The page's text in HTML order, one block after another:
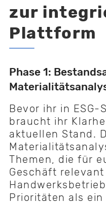
zur
Plattform
Phase 1:
Bevor ihr in ESG-
braucht ihr
aktuellen Stand.
Themen, die für
Geschäft relevant
Prioritäten als